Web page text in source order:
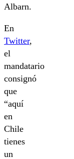
Albarn.
En
Twitter,
el
mandatario
consignó
que
“aquí
en
Chile
tienes
un